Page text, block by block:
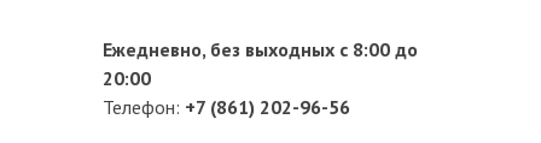
Ежедневно, без выходных с 8:00 до
20:00
Телефон: +7 (861) 202-96-56